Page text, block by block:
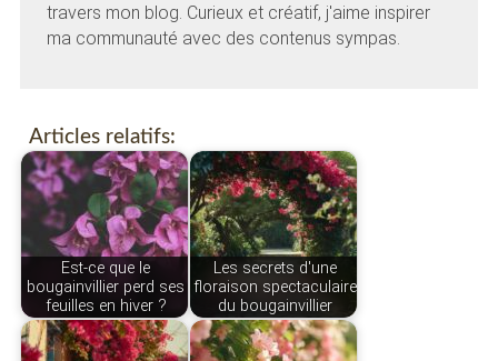
travers mon blog. Curieux et créatif, j'aime inspirer
ma communauté avec des contenus sympas.
Articles relatifs:
Est-ce que le
bougainvillier perd ses
feuilles en hiver ?
Les secrets d'une
floraison spectaculaire
du bougainvillier